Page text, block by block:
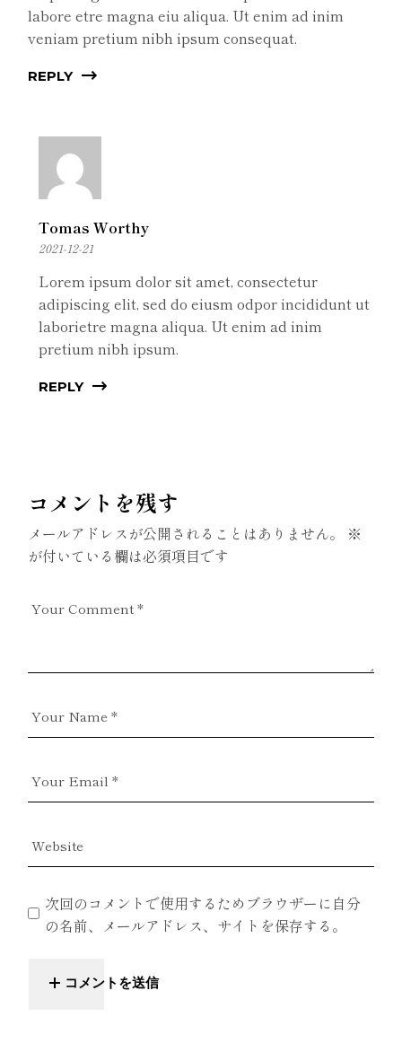
labore etre magna eiu aliqua. Ut enim ad inim
veniam pretium nibh ipsum consequat.
REPLY
Tomas Worthy
2021-12-21
Lorem ipsum dolor sit amet, consectetur
adipiscing elit, sed do eiusm odpor incididunt ut
laborietre magna aliqua. Ut enim ad inim
pretium nibh ipsum.
REPLY
コメントを残す
メールアドレスが公開されることはありません。
※
が付いている欄は必須項目です
次回のコメントで使用するためブラウザーに自分
の名前、メールアドレス、サイトを保存する。
コメントを送信